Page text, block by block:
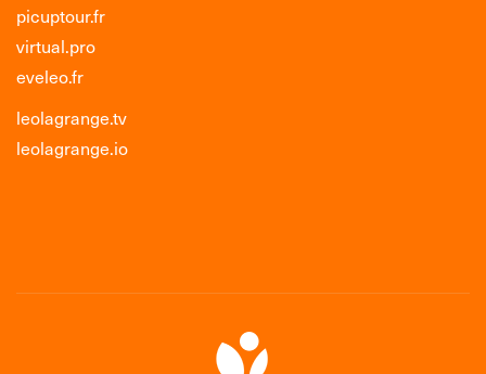
picuptour.fr
virtual.pro
eveleo.fr
leolagrange.tv
leolagrange.io